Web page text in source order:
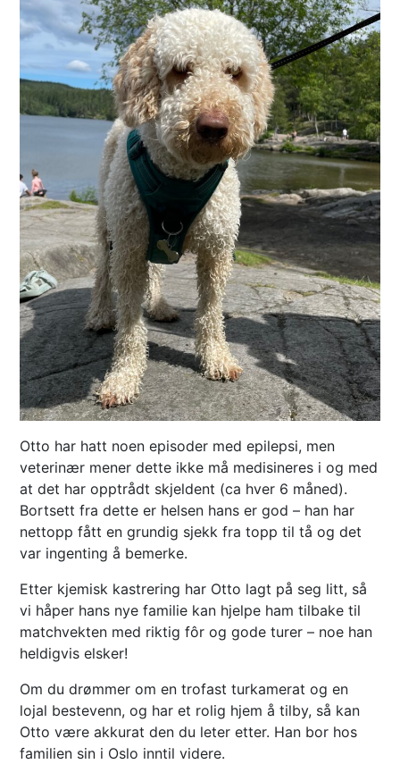
Otto har hatt noen episoder med epilepsi, men
veterinær mener dette ikke må medisineres i og med
at det har opptrådt skjeldent (ca hver 6 måned).
Bortsett fra dette er helsen hans er god – han har
nettopp fått en grundig sjekk fra topp til tå og det
var ingenting å bemerke.
Etter kjemisk kastrering har Otto lagt på seg litt, så
vi håper hans nye familie kan hjelpe ham tilbake til
matchvekten med riktig fôr og gode turer – noe han
heldigvis elsker!
Om du drømmer om en trofast turkamerat og en
lojal bestevenn, og har et rolig hjem å tilby, så kan
Otto være akkurat den du leter etter. Han bor hos
familien sin i Oslo inntil videre.